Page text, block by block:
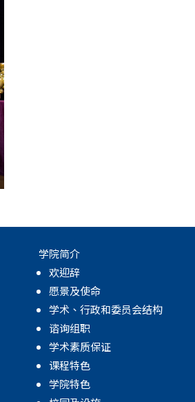
学院简介
欢迎辞
愿景及使命
学术、行政和委员会结构
谘询组职
学术素质保证
课程特色
学院特色